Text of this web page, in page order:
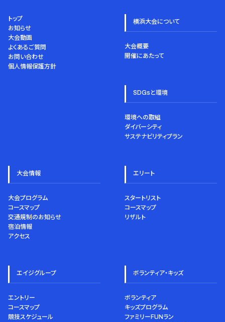
トップ
お知らせ
大会動画
よくあるご質問
お問い合わせ
個人情報保護方針
横浜大会について
大会概要
開催にあたって
SDGsと環境
環境への取組
ダイバーシティ
サステナビリティプラン
大会情報
大会プログラム
コースマップ
交通規制のお知らせ
宿泊情報
アクセス
エリート
スタートリスト
コースマップ
リザルト
エイジグループ
エントリー
コースマップ
競技スケジュール
ボランティア・キッズ
ボランティア
キッズプログラム
ファミリーFUNラン